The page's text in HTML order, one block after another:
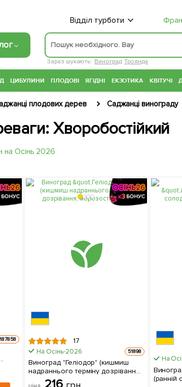
Відділ турботи
Зараз шукають: Виноград Троянда
ЦИБУЛИНИ ПЛОДОВІ ЯГІДНІ ЕКЗОТИКА КВІТУЧІ
плодових дерев Саджанці винограду
Хворобостійкий
187858 17
На Осінь-2026 51898
Виноград "Геліодор" (кишмиш
надраннього терміну дозрівання,
морозостійкий) 1 саджанець в
На
(ранній